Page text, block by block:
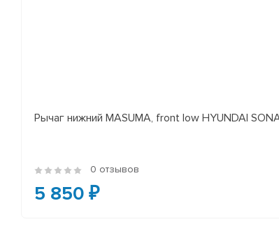
Рычаг нижний MASUMA, front low HYUNDAI
0 отзывов
5 850 ₽